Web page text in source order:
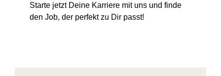
Starte jetzt Deine Karriere mit uns und finde
den Job, der perfekt zu Dir passt!